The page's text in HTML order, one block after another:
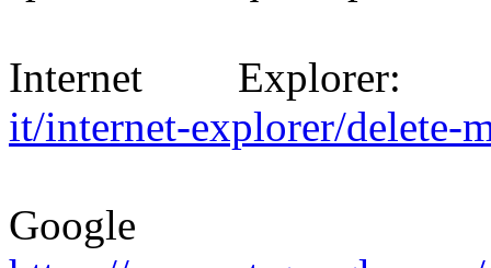
Internet
it/internet-explorer/delete-